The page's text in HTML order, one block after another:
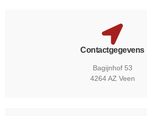
Contactgegevens
Bagijnhof 53
4264 AZ Veen